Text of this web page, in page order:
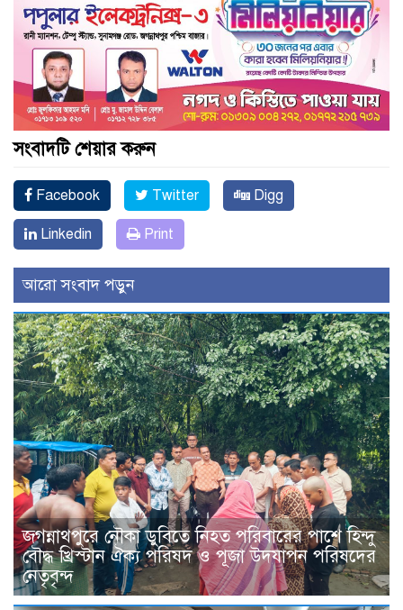
সংবাদটি শেয়ার করুন
Facebook Twitter Digg
Linkedin Print
আরো সংবাদ পড়ুন
জগন্নাথপুরে নৌকা ডুবিতে নিহত পরিবারের পাশে হিন্দু
বৌদ্ধ খ্রিস্টান ঐক্য পরিষদ ও পূজা উদযাপন পরিষদের
নেতৃবৃন্দ